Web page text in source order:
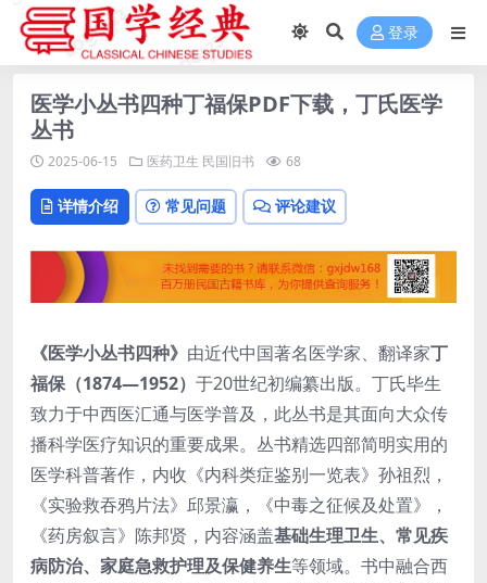
登录
医学小丛书四种丁福保PDF下载，丁氏医学
丛书
2025-06-15 医药卫生 民国旧书 68
详情介绍 常见问题 评论建议
《医学小丛书四种》 由近代中国著名医学家、翻译家丁
福保（1874—1952） 于20世纪初编纂出版。丁氏毕生
致力于中西医汇通与医学普及，此丛书是其面向大众传
播科学医疗知识的重要成果。丛书精选四部简明实用的
医学科普著作，内收《内科类症鉴别一览表》孙祖烈，
《实验救吞鸦片法》邱景瀛，《中毒之征候及处置》，
《药房叙言》陈邦贤，内容涵盖基础生理卫生、常见疾
病防治、家庭急救护理及保健养生等领域。书中融合西